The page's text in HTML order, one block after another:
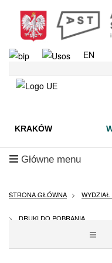
EN
KRAKÓW
mobilne
Główne menu
STRONA GŁÓWNA WYDZIAŁ
DRUKI DO POBRANIA
POKAŻ
MENU